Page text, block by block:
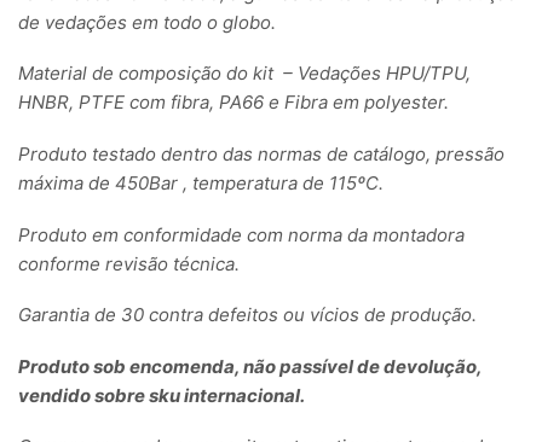
de vedações em todo o globo.
Material de composição do kit – Vedações HPU/TPU,
HNBR, PTFE com fibra, PA66 e Fibra em polyester.
Produto testado dentro das normas de catálogo, pressão
máxima de 450Bar , temperatura de 115ºC.
Produto em conformidade com norma da montadora
conforme revisão técnica.
Garantia de 30 contra defeitos ou vícios de produção.
Produto sob encomenda, não passível de devolução,
vendido sobre sku internacional.